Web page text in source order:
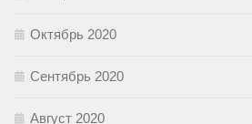
Октябрь 2020
Сентябрь 2020
Август 2020